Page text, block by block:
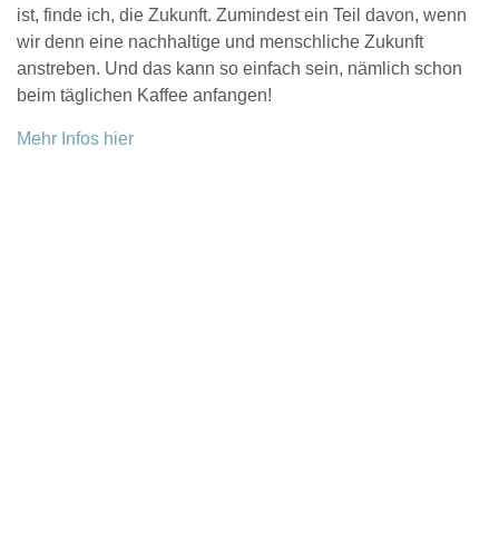
ist, finde ich, die Zukunft. Zumindest ein Teil davon, wenn
wir denn eine nachhaltige und menschliche Zukunft
anstreben. Und das kann so einfach sein, nämlich schon
beim täglichen Kaffee anfangen!
Mehr Infos hier